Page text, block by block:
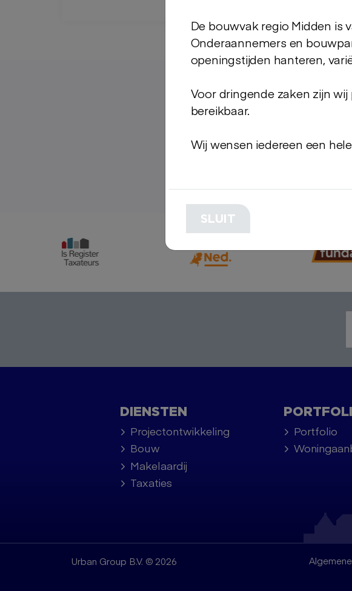
Partners in
De bouwvak regio Midden is
Onderaannemers en
openingstijden hanteren,
Voor dringende zaken zijn
bereikbaar.
Wij wensen iedereen een
SLUIT
DIENSTEN
Projectontwikkeling
Bouw
Makelaardij
Taxaties
Portfolio
Urban Group B.V. © 2026